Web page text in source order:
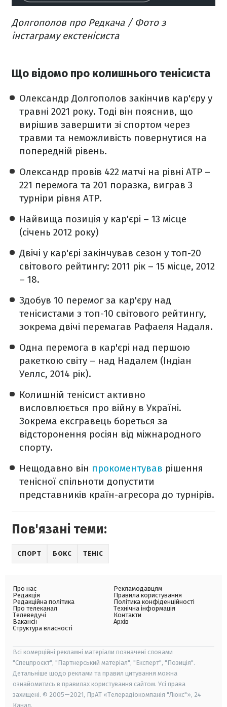
Долгополов про Редкача / Фото з
інстаграму екстенісиста
Що відомо про колишнього тенісиста
Олександр Долгополов закінчив кар'єру у
травні 2021 року. Тоді він пояснив, що
вирішив завершити зі спортом через
травми та неможливість повернутися на
попередній рівень.
Олександр провів 422 матчі на рівні ATP –
221 перемога та 201 поразка, виграв 3
турніри рівня ATP.
Найвища позиція у кар'єрі – 13 місце
(січень 2012 року)
Двічі у кар'єрі закінчував сезон у топ-20
світового рейтингу: 2011 рік – 15 місце, 2012
– 18.
Здобув 10 перемог за кар'єру над
тенісистами з топ-10 світового рейтингу,
зокрема двічі перемагав Рафаеля Надаля.
Одна перемога в кар'єрі над першою
ракеткою світу – над Надалем (Індіан
Уеллс, 2014 рік).
Колишній тенісист активно
висловлюється про війну в Україні.
Зокрема ексгравець бореться за
відсторонення росіян від міжнародного
спорту.
Нещодавно він прокоментував рішення
тенісної спільноти допустити
представників країн-агресора до турнірів.
Пов'язані теми:
СПОРТ БОКС ТЕНІС
Про нас
Редакція
Редакційна політика
Про телеканал
Телеведучі
Вакансії
Структура власності
Рекламодавцям
Правила користування
Політика конфіденційності
Технічна інформація
Контакти
Архів
Всі комерційні рекламні матеріали позначені словами
"Спецпроєкт", "Партнерський матеріал", "Експерт", "Позиція".
Детальніше щодо реклами та правил цитування можна
ознайомитись в правилах користування сайтом. Усі права
захищені. © 2005—2021, ПрАТ «Телерадіокомпанія "Люкс"», 24
Канал.